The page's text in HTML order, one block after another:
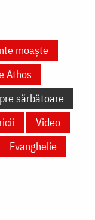
moaște
Athos
sărbătoare
Video
Evanghelie